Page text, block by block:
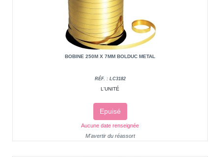
BOBINE 250M X 7MM BOLDUC METAL
RÉF. : LC3182
L'UNITÉ
Epuisé
Aucune date renseignée
M'avertir du réassort